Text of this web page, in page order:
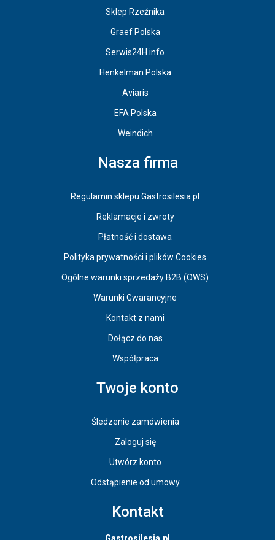
Sklep Rzeźnika
Graef Polska
Serwis24H.info
Henkelman Polska
Aviaris
EFA Polska
Weindich
Nasza firma
Regulamin sklepu Gastrosilesia.pl
Reklamacje i zwroty
Płatność i dostawa
Polityka prywatności i plików Cookies
Ogólne warunki sprzedaży B2B (OWS)
Warunki Gwarancyjne
Kontakt z nami
Dołącz do nas
Współpraca
Twoje konto
Śledzenie zamówienia
Zaloguj się
Utwórz konto
Odstąpienie od umowy
Kontakt